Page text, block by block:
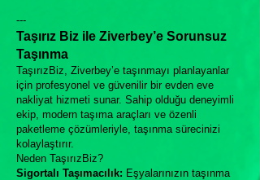
---
Taşırız Biz ile Ziverbey’e Sorunsuz
Taşınma
TaşırızBiz, Ziverbey’e taşınmayı planlayanlar
için profesyonel ve güvenilir bir evden eve
nakliyat hizmeti sunar. Sahip olduğu deneyimli
ekip, modern taşıma araçları ve özenli
paketleme çözümleriyle, taşınma sürecinizi
kolaylaştırır.
Neden TaşırızBiz?
Sigortalı Taşımacılık: Eşyalarınızın taşınma